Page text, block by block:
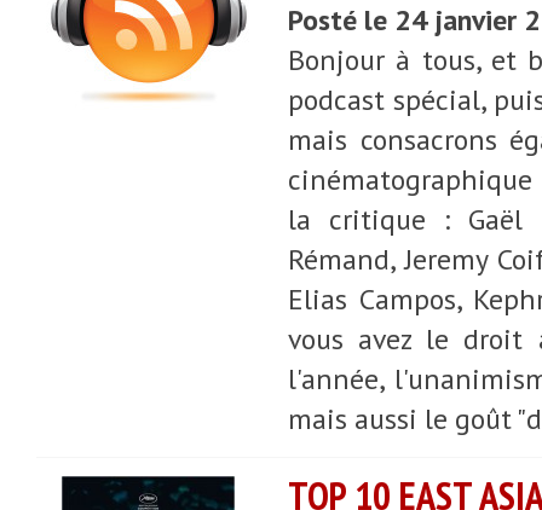
Posté le 24 janvier
Bonjour à tous, et
podcast spécial,
mais consacrons
la critique : Gaël
Rémand, Jeremy
Elias Campos,
vous avez le droit
l'année,
mais aussi le goût
TOP 10 EAST